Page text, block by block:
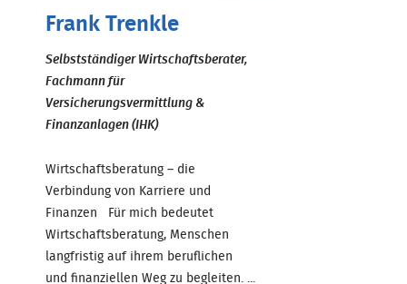
Frank Trenkle
Selbstständiger Wirtschaftsberater,
Fachmann für
Versicherungsvermittlung &
Finanzanlagen (IHK)
Wirtschaftsberatung – die
Verbindung von Karriere und
Finanzen Für mich bedeutet
Wirtschaftsberatung, Menschen
langfristig auf ihrem beruflichen
und finanziellen Weg zu begleiten. ...